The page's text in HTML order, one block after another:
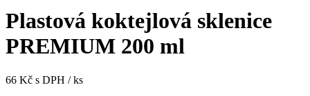
Plastová koktejlová sklenice
PREMIUM 200 ml
66 Kč s DPH / ks